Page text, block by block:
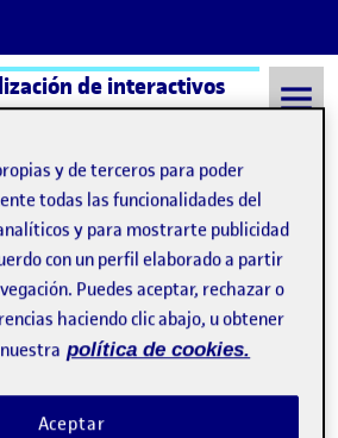
de interactivos
8 Noviembre, 2022
2022
publicación
9 noviembre, 2022 6:50 pm
comentario
y de terceros para poder
todas las funcionalidades del
y para mostrarte publicidad
con un perfil elaborado a partir
Puedes aceptar, rechazar o
haciendo clic abajo, u obtener
política de cookies.
Aceptar